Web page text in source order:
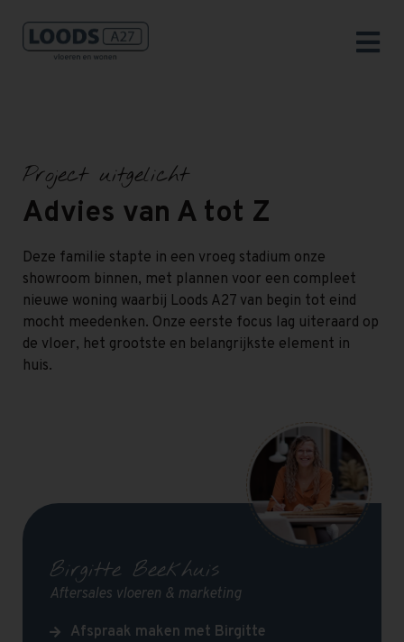
Project uitgelicht
Advies van A tot Z
Deze familie stapte in een vroeg stadium onze
showroom binnen, met plannen voor een compleet
nieuwe woning waarbij Loods A27 van begin tot eind
mocht meedenken. Onze eerste focus lag uiteraard op
de vloer, het grootste en belangrijkste element in
huis.
Birgitte Beekhuis
Aftersales vloeren & marketing
Afspraak maken met Birgitte